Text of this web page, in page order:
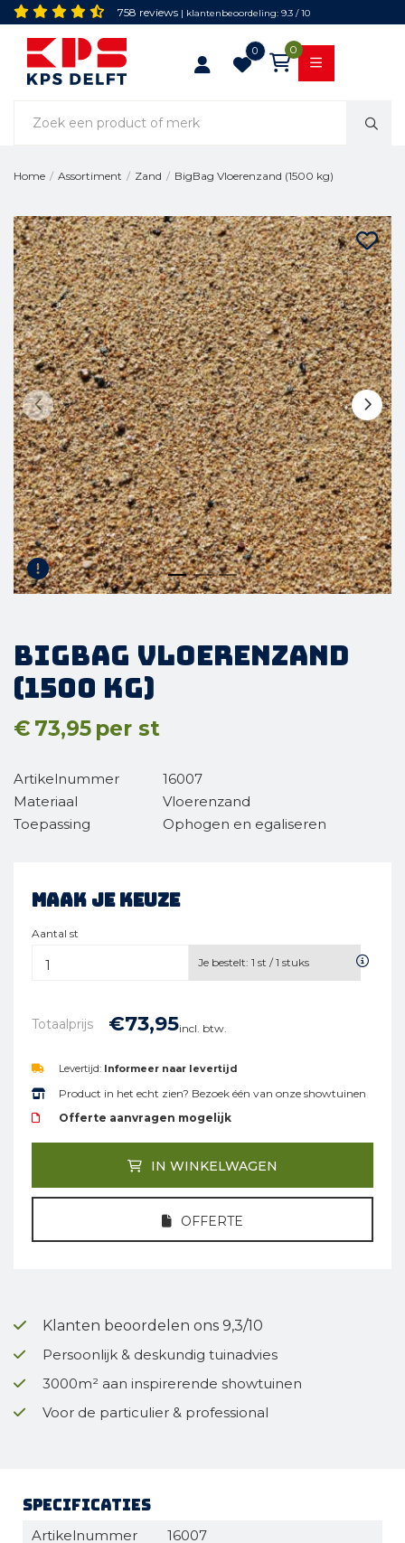
758 reviews | klantenbeoordeling: 9.3 / 10
0 0
Home / Assortiment / Zand / BigBag Vloerenzand (1500 kg)
BigBag Vloerenzand
(1500 kg)
€ 73,95 per st
Artikelnummer
16007
Materiaal
Vloerenzand
Toepassing
Ophogen en egaliseren
Maak je keuze
Aantal st
Je bestelt: 1 st /1 stuks
Totaalprijs €73,95incl. btw.
Levertijd: Informeer naar levertijd
Product in het echt zien? Bezoek één van onze showtuinen
Offerte aanvragen mogelijk
IN WINKELWAGEN
OFFERTE
Klanten beoordelen ons 9,3/10
Persoonlijk & deskundig tuinadvies
3000m² aan inspirerende showtuinen
Voor de particulier & professional
Specificaties
Artikelnummer
16007